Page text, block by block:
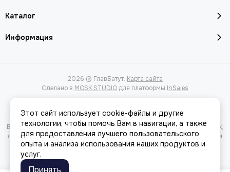
Каталог
Информация
2026 © ГлавБатут. Карта сайта
Сделано в MOSK.STUDIO для платформы InSales
Вся представленная на сайте информация, касающаяся характеристик,
стоимости товаров и услуг, носит информационный характер и ни при
каких условиях не является публичной офертой, определяемой
положениями Статьи 437(2) Гражданского кодекса РФ.
Этот сайт использует cookie-файлы и другие
технологии, чтобы помочь Вам в навигации, а также
для предоставления лучшего пользовательского
опыта и анализа использования наших продуктов и
услуг.
Принять